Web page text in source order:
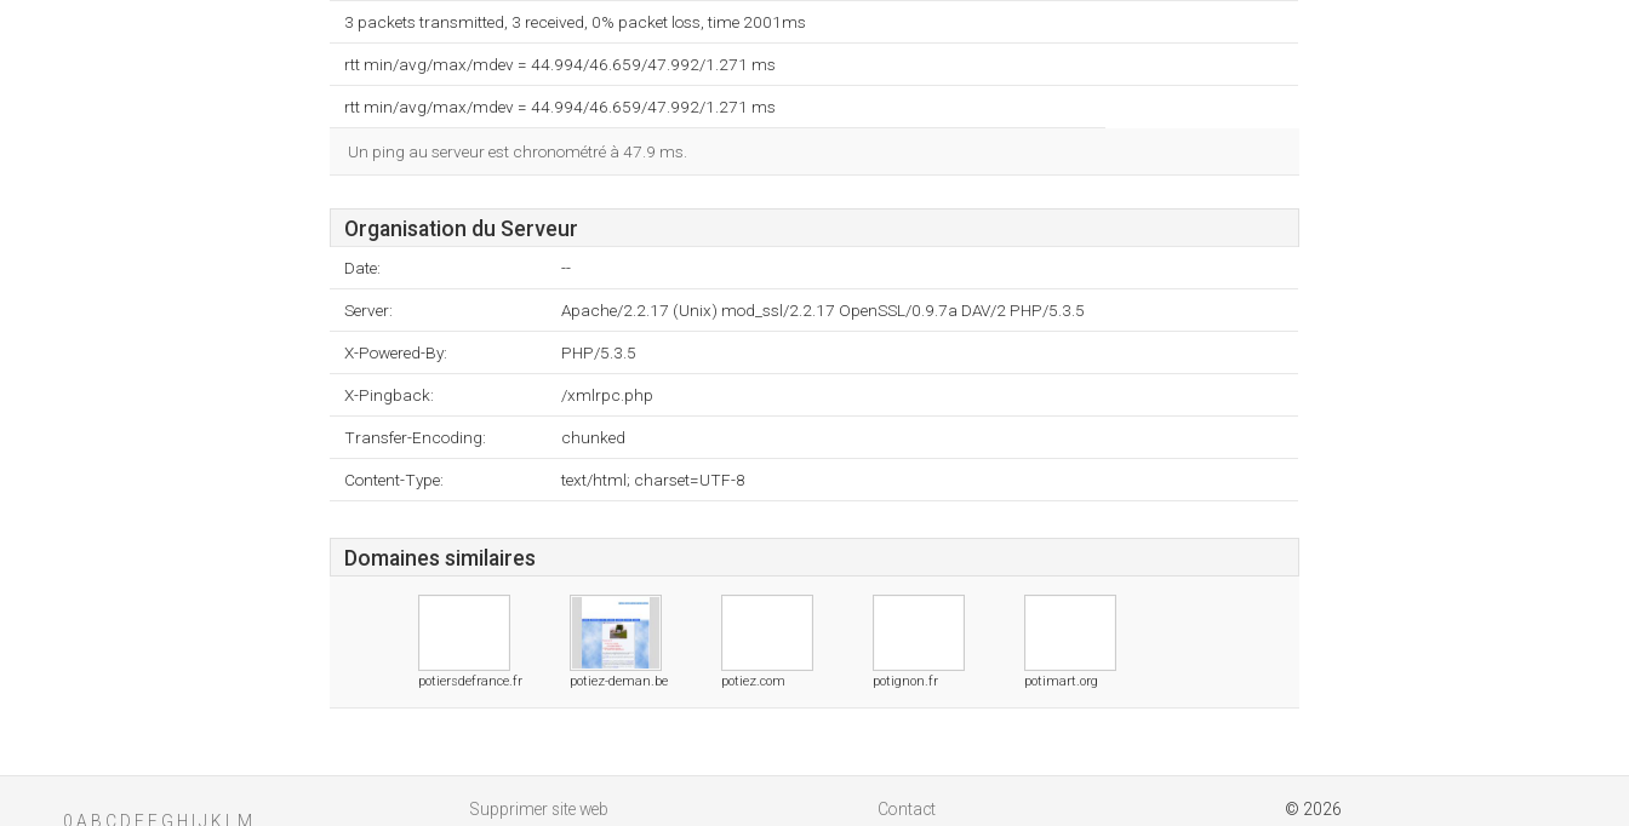
3 packets transmitted, 3 received, 0% packet loss, time 2001ms
rtt min/avg/max/mdev = 44.994/46.659/47.992/1.271 ms
rtt min/avg/max/mdev = 44.994/46.659/47.992/1.271 ms
Un ping au serveur est chronométré à 47.9 ms.
Organisation du Serveur
Date: --
Server: Apache/2.2.17 (Unix) mod_ssl/2.2.17 OpenSSL/0.9.7a DAV/2 PHP/5.3.5
X-Powered-By: PHP/5.3.5
X-Pingback: /xmlrpc.php
Transfer-Encoding: chunked
Content-Type: text/html; charset=UTF-8
Domaines similaires
potiersdefrance.fr potiez-deman.be potiez.com potignon.fr potimart.org
0 A B C D E F G H J K M
Supprimer site web Contact © 2026